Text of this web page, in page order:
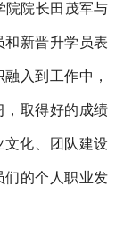
院院长田茂军与
新晋升学员表
入到工作中，
，取得好的成绩
文化、团队建设
们的个人职业发